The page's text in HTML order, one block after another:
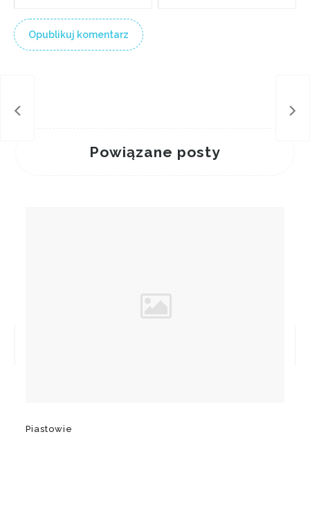
Powiązane posty
Piastowie